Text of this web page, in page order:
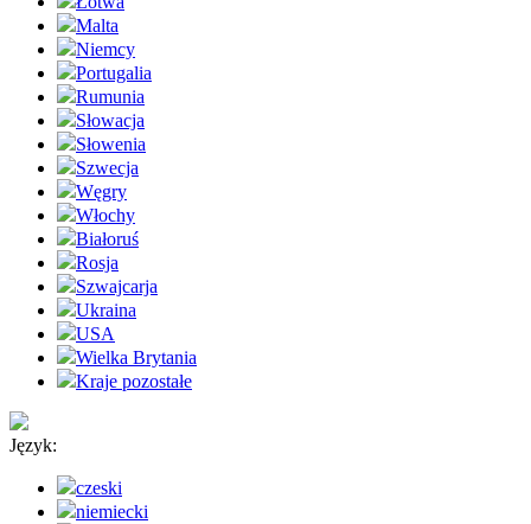
Malta
Niemcy
Portugalia
Rumunia
Słowacja
Słowenia
Szwecja
Węgry
Włochy
Białoruś
Rosja
Szwajcarja
Ukraina
USA
Wielka Brytania
Kraje pozostałe
Język:
czeski
niemiecki